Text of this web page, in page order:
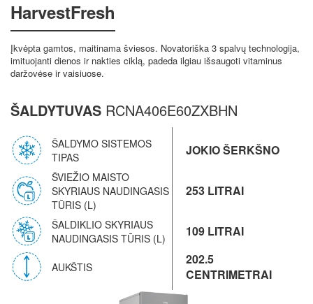
HarvestFresh
Įkvėpta gamtos, maitinama šviesos. Novatoriška 3 spalvų technologija,
imituojanti dienos ir nakties ciklą, padeda ilgiau išsaugoti vitaminus
daržovėse ir vaisiuose.
ŠALDYTUVAS RCNA406E60ZXBHN
ŠALDYMO SISTEMOS
TIPAS
JOKIO ŠERKŠNO
ŠVIEŽIO MAISTO
SKYRIAUS NAUDINGASIS
TŪRIS (L)
253 LITRAI
ŠALDIKLIO SKYRIAUS
NAUDINGASIS TŪRIS (L)
109 LITRAI
AUKŠTIS
202.5
CENTRIMETRAI